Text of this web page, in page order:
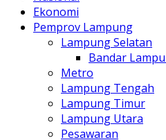
Ekonomi
Pemprov Lampung
Lampung Selatan
Bandar
Metro
Lampung Tengah
Lampung Timur
Lampung Utara
Pesawaran